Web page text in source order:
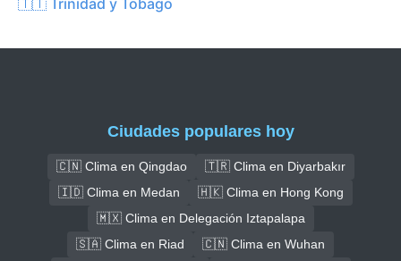
Ciudades populares hoy
🇨🇳 Clima en Qingdao
🇹🇷 Clima en Diyarbakır
🇮🇩 Clima en Medan
🇭🇰 Clima en Hong Kong
🇲🇽 Clima en Delegación Iztapalapa
🇸🇦 Clima en Riad
🇨🇳 Clima en Wuhan